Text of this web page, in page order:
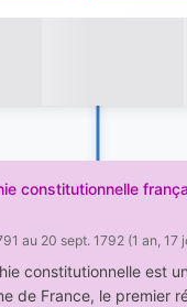
constitutionnelle
au 20 sept. 1792 (1 an, 17
constitutionnelle est
de France, le premier